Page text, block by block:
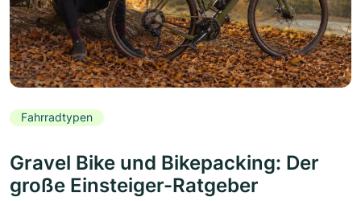
Fahrradtypen
Gravel Bike und Bikepacking: Der
große Einsteiger-Ratgeber